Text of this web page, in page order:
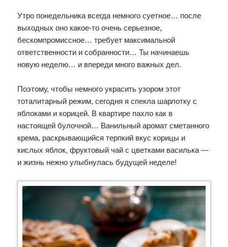
Утро понедельника всегда немного суетное… после
выходных оно какое-то очень серьезное,
бескомпромиссное… требует максимальной
ответственности и собранности… Ты начинаешь
новую неделю… и впереди много важных дел.
Поэтому, чтобы немного украсить узором этот
тоталитарный режим, сегодня я спекла шарлотку с
яблоками и корицей. В квартире пахло как в
настоящей булочной… Ванильный аромат сметанного
крема, раскрывающийся терпкий вкус корицы и
кислых яблок, фруктовый чай с цветками василька —
и жизнь нежно улыбнулась будущей неделе!